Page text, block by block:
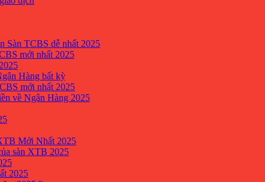
Sàn TCBS dễ nhất 2025
mới nhất 2025
Hàng bất kỳ
mới nhất 2025
về Ngân Hàng 2025
Mới Nhất 2025
sàn XTB 2025
2025